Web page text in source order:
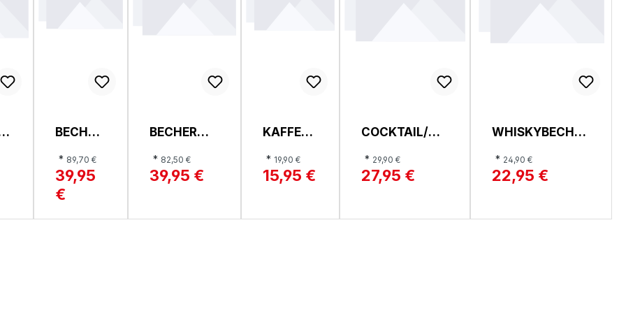
BECHER
NOVA
* 89,70 €
39,95
€
BECHER
, ETHNO
* 82,50 €
39,95 €
KAFFEEB
ETHNO
* 19,90 €
15,95 €
COCKTAIL/WE
NOBLESSE
* 29,90 €
27,95 €
WHISKYBECHER
NOBLESSE
* 24,90 €
22,95 €